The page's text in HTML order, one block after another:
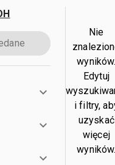
Nie
Edytuj
i filtry,
uzyskać
więcej